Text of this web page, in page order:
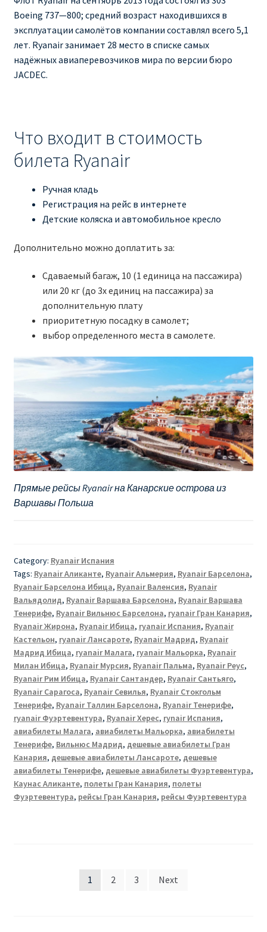
Boeing 737—800; средний возраст находившихся в
эксплуатации самолётов компании составлял всего 5,1
лет. Ryanair занимает 28 место в списке самых
надёжных авиаперевозчиков мира по версии бюро
JACDEC.
Что входит в стоимость
билета Ryanair
Ручная кладь
Регистрация на рейс в интернете
Детские коляска и автомобильное кресло
Дополнительно можно доплатить за:
Сдаваемый багаж, 10 (1 единица на пассажира)
или 20 кг (до 3х единиц на пассажира) за
дополнительную плату
приоритетную посадку в самолет;
выбор определенного места в самолете.
Прямые рейсы Ryanair на Канарские острова из
Варшавы Польша
Category: Ryanair Испания
Tags: Ryanair Аликанте, Ryanair Альмерия, Ryanair Барселона,
Ryanair Барселона Ибица, Ryanair Валенсия, Ryanair
Вальядолид, Ryanair Варшава Барселона, Ryanair Варшава
Тенерифе, Ryanair Вильнюс Барселона, ryanair Гран Канария,
Ryanair Жирона, Ryanair Ибица, ryanair Испания, Ryanair
Кастельон, ryanair Лансароте, Ryanair Мадрид, Ryanair
Мадрид Ибица, ryanair Малага, ryanair Мальорка, Ryanair
Милан Ибица, Ryanair Мурсия, Ryanair Пальма, Ryanair Реус,
Ryanair Рим Ибица, Ryanair Сантандер, Ryanair Сантьяго,
Ryanair Сарагоса, Ryanair Севилья, Ryanair Стокгольм
Тенерифе, Ryanair Таллин Барселона, Ryanair Тенерифе,
ryanair Фуэртевентура, Ryanair Херес, rynair Испания,
авиабилеты Малага, авиабилеты Мальорка, авиабилеты
Тенерифе, Вильнюс Мадрид, дешевые авиабилеты Гран
Канария, дешевые авиабилеты Лансароте, дешевые
авиабилеты Тенерифе, дешевые авиабилеты Фуэртевентура,
Каунас Аликанте, полеты Гран Канария, полеты
Фуэртевентура, рейсы Гран Канария, рейсы Фуэртевентура
1 2 3 Next